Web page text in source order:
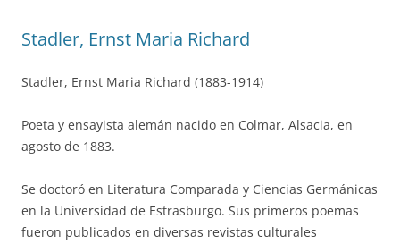
Stadler, Ernst Maria Richard
Stadler, Ernst Maria Richard (1883-1914)
Poeta y ensayista alemán nacido en Colmar, Alsacia, en
agosto de 1883.
Se doctoró en Literatura Comparada y Ciencias Germánicas
en la Universidad de Estrasburgo. Sus primeros poemas
fueron publicados en diversas revistas culturales